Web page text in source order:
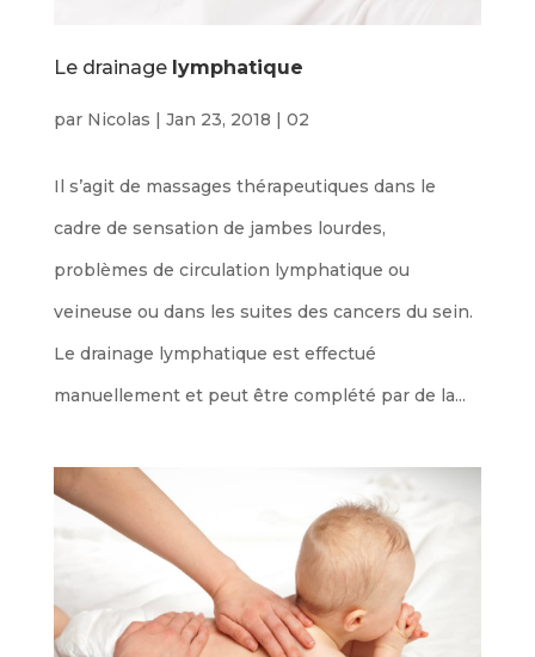
Le drainage lymphatique
par Nicolas Jan 23, 2018 02
Il s’agit de massages thérapeutiques dans le
cadre de sensation de jambes lourdes,
problèmes de circulation lymphatique ou
veineuse ou dans les suites des cancers du sein.
Le drainage lymphatique est effectué
manuellement et peut être complété par de la...